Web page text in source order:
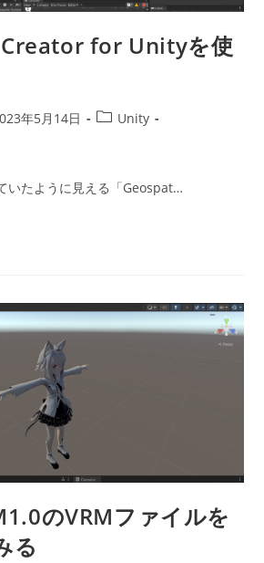
for Unityを使
年5月14日
投
ゴ
Unity
いたように見える「Geospat…
のVRMファイルを
る